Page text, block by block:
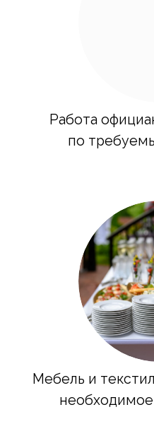
Стильный декор
и флористика